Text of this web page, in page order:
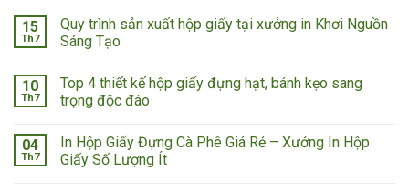
15
Th7
Quy trình sản xuất hộp giấy tại xưởng in Khơi Nguồn
Sáng Tạo
10
Th7
Top 4 thiết kế hộp giấy đựng hạt, bánh kẹo sang
trọng độc đáo
04
Th7
In Hộp Giấy Đựng Cà Phê Giá Rẻ – Xưởng In Hộp
Giấy Số Lượng Ít